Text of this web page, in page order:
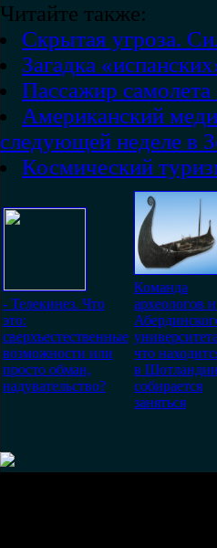
Читайте также:
Скрытая угроза.
Загадка
Пассажир
Американский
следующей неделе в
Космический
- Телекинез. Что
это:
сверхъестественные
возможности или
просто обман,
надувательство?
Команда
археологов
что
в
собирается
заняться